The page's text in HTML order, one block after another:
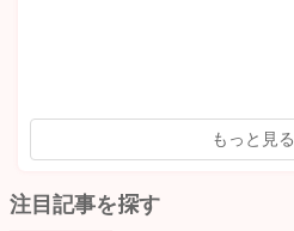
もっと見る
注目記事を探す